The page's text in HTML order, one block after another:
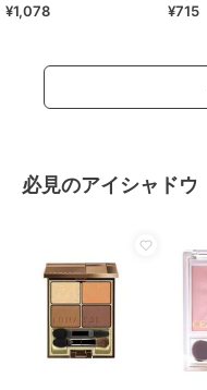
¥1,078 ¥715
必見のアイシャドウ